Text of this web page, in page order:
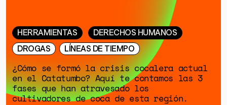
HERRAMIENTAS
DERECHOS HUMANOS
DROGAS
LÍNEAS DE TIEMPO
¿Cómo se formó la crisis cocalera actual
en el Catatumbo? Aquí te contamos las 3
fases que han atravesado los
cultivadores de coca de esta región.